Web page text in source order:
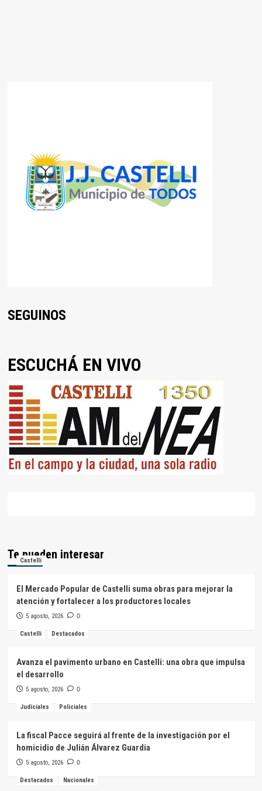
SEGUINOS
ESCUCHÁ EN VIVO
Te pueden interesar
Castelli
El Mercado Popular de Castelli suma obras para mejorar la
atención y fortalecer a los productores locales
5 agosto, 2026 0
Castelli Destacados
Avanza el pavimento urbano en Castelli: una obra que impulsa
el desarrollo
5 agosto, 2026 0
Judiciales Policiales
La fiscal Pacce seguirá al frente de la investigación por el
homicidio de Julián Álvarez Guardia
5 agosto, 2026 0
Destacados Nacionales